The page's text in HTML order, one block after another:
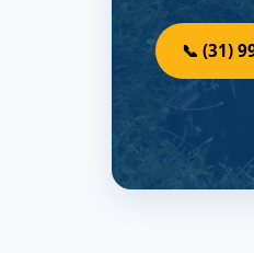
📞 (31)